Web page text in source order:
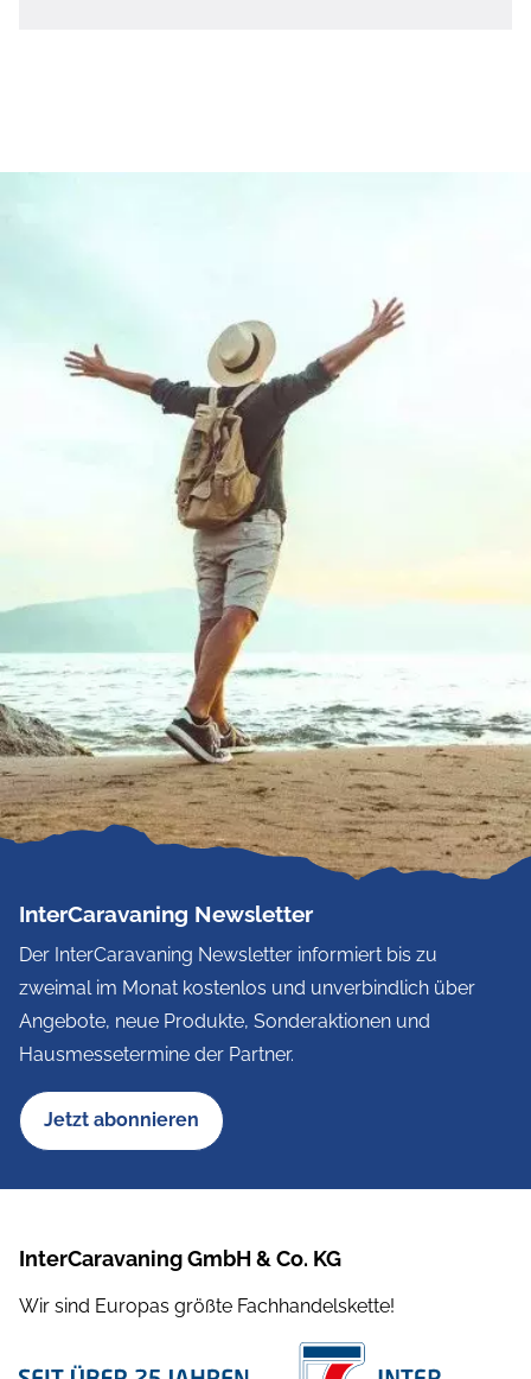
InterCaravaning Newsletter
Der InterCaravaning Newsletter informiert bis zu
zweimal im Monat kostenlos und unverbindlich über
Angebote, neue Produkte, Sonderaktionen und
Hausmessetermine der Partner.
Jetzt abonnieren
InterCaravaning GmbH & Co. KG
Wir sind Europas größte Fachhandelskette!